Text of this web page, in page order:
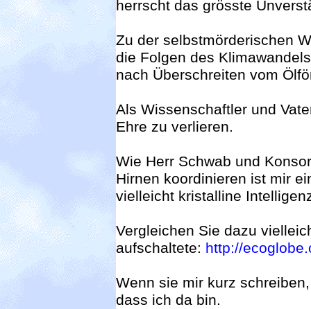
herrscht das grösste
Zu der selbstmörderischen
die Folgen des
nach Überschreiten vom
Als Wissenschaftler und
Ehre zu verlieren.
Wie Herr Schwab und
Hirnen koordinieren ist mir
vielleicht kristalline
Vergleichen Sie dazu
aufschaltete: http://
Wenn sie mir kurz
dass ich da bin.